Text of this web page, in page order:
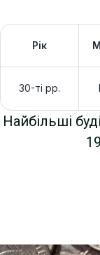
Рік
30-ті рр.
Найбільші